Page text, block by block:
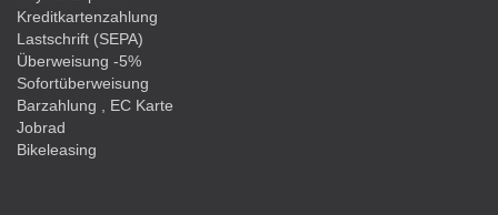
Kreditkartenzahlung
Lastschrift (SEPA)
Überweisung -5%
Sofortüberweisung
Barzahlung , EC Karte
Jobrad
Bikeleasing